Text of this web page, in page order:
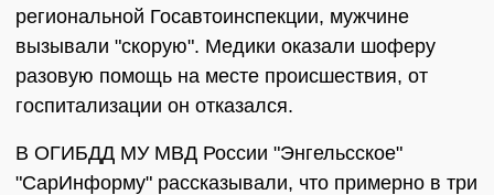
региональной Госавтоинспекции, мужчине
вызывали "скорую". Медики оказали шоферу
разовую помощь на месте происшествия, от
госпитализации он отказался.
В ОГИБДД МУ МВД России "Энгельсское"
"СарИнформу" рассказывали, что примерно в три